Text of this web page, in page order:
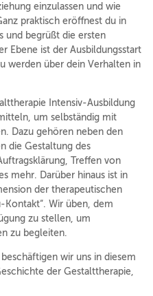
einzulassen und wie
praktisch eröffnest du in
und begrüßt die ersten
Ebene ist der Ausbildungsstart
werden über dein Verhalten in
Intensiv-Ausbildung
um selbständig mit
Dazu gehören neben den
die Gestaltung des
Treffen von
mehr. Darüber hinaus ist in
der therapeutischen
Wir üben, dem
zu stellen, um
zu begleiten.
wir uns in diesem
der Gestalttherapie,